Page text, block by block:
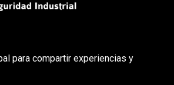
para compartir experiencias y